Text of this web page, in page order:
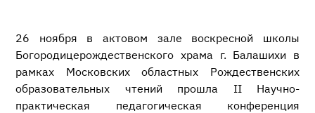
26 ноября в актовом зале воскресной школы
Богородицерождественского храма г. Балашихи в
рамках Московских областных Рождественских
образовательных чтений прошла II Научно-
практическая педагогическая конференция